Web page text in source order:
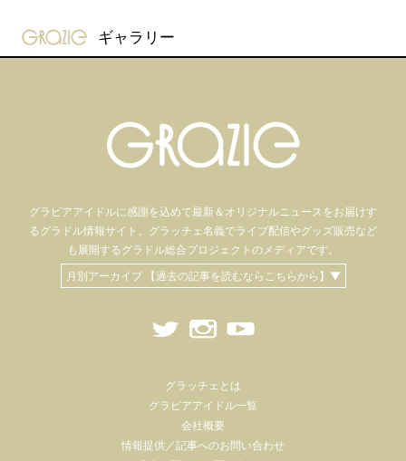
gravure-grazie
ギャラリー
グラビアアイドルに感謝を込めて最新＆オリジナルニュースをお届けす
るグラドル情報サイト。 グラッチェ名義でライブ配信やグッズ販売など
も 展開するグラドル総合プロジェクトのメディアです。
月別アーカイブ 【過去の記事を読むならこちらから】▼
グラッチェとは
グラビアアイドル一覧
会社概要
情報提供／記事へのお問い合わせ